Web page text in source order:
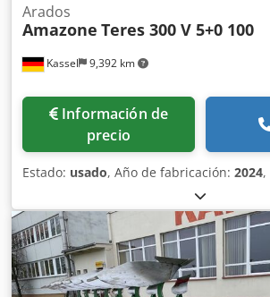
Kassel 9,392 km
Arados
Amazone Teres 300 V 5+0 100
Información de
precio
Estado: usado, Año de fabricación: 2024,